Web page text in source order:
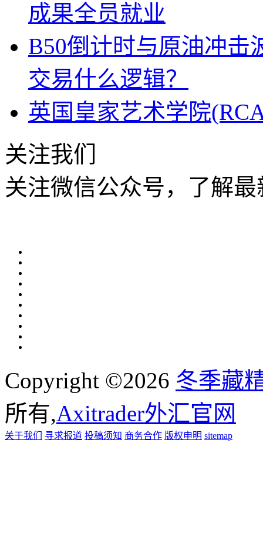
成果全员就业
B50倒计时与原油冲击
交易什么逻辑？
英国皇家艺术学院
关注我们
关注微信公众号，了解
Copyright ©2026 冬季藏
所有,Axitrader外汇官网
关于我们 寻求报道 投稿须知 商务合作 版权申明 sitemap